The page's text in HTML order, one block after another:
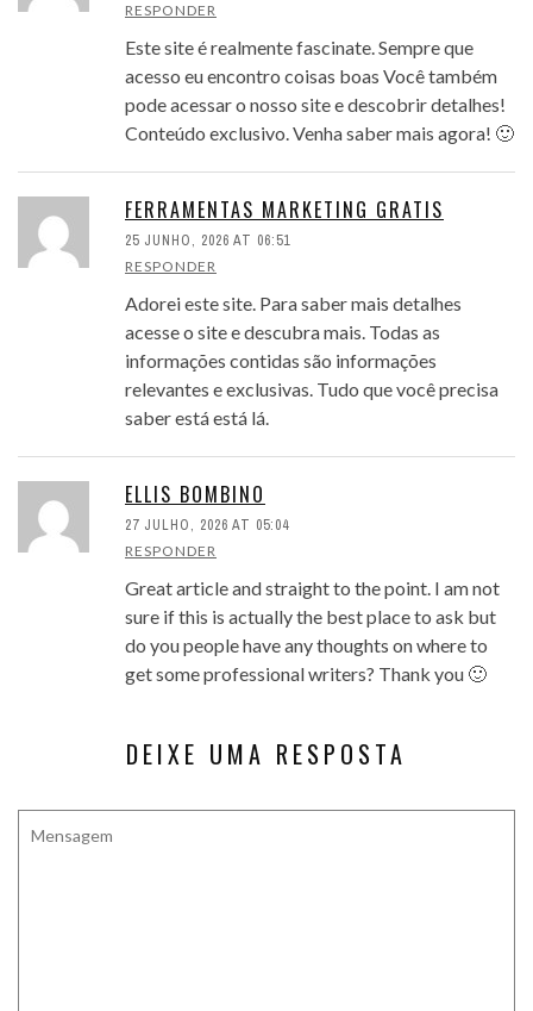
RESPONDER
Este site é realmente fascinate. Sempre que
acesso eu encontro coisas boas Você também
pode acessar o nosso site e descobrir detalhes!
Conteúdo exclusivo. Venha saber mais agora! 🙂
FERRAMENTAS MARKETING GRATIS
25 JUNHO, 2026 AT 06:51
RESPONDER
Adorei este site. Para saber mais detalhes
acesse o site e descubra mais. Todas as
informações contidas são informações
relevantes e exclusivas. Tudo que você precisa
saber está está lá.
ELLIS BOMBINO
27 JULHO, 2026 AT 05:04
RESPONDER
Great article and straight to the point. I am not
sure if this is actually the best place to ask but
do you people have any thoughts on where to
get some professional writers? Thank you 🙂
DEIXE UMA RESPOSTA